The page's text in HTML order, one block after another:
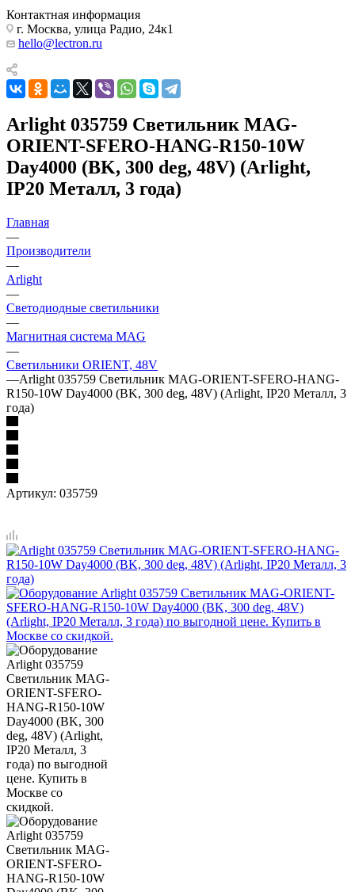
Контактная информация
г. Москва, улица Радио, 24к1
hello@lectron.ru
Arlight 035759 Светильник MAG-
ORIENT-SFERO-HANG-R150-10W
Day4000 (BK, 300 deg, 48V) (Arlight,
IP20 Металл, 3 года)
Главная
—
Производители
—
Arlight
—
Светодиодные светильники
—
Магнитная система MAG
—
Светильники ORIENT, 48V
—Arlight 035759 Светильник MAG-ORIENT-SFERO-HANG-
R150-10W Day4000 (BK, 300 deg, 48V) (Arlight, IP20 Металл, 3
года)
Артикул: 035759